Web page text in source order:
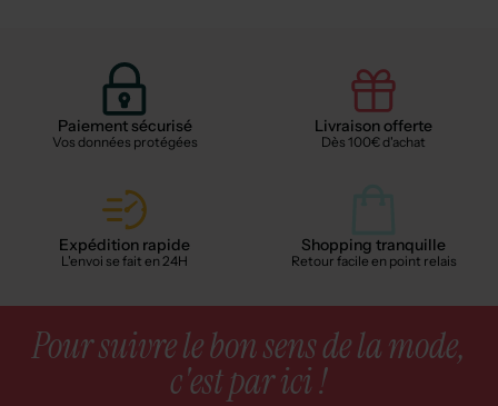
Paiement sécurisé
Vos données protégées
Livraison offerte
Dès 100€ d'achat
Expédition rapide
L'envoi se fait en 24H
Shopping tranquille
Retour facile en point relais
Pour suivre le bon sens de la mode,
c'est par ici !